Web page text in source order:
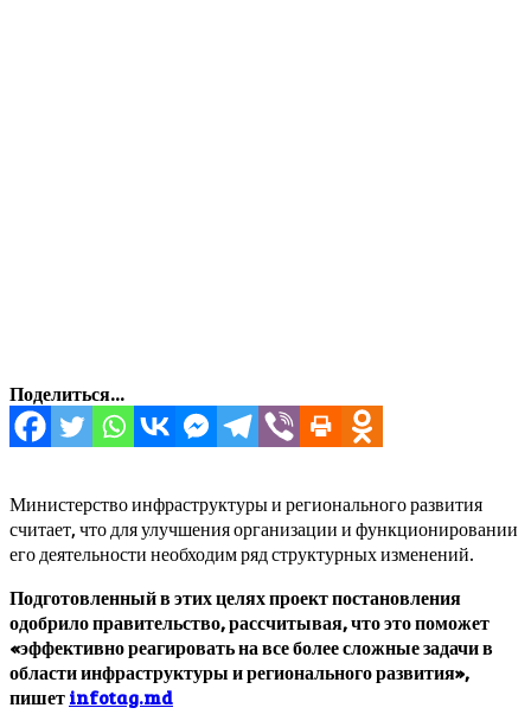
Поделиться...
Министерство инфраструктуры и регионального развития
считает, что для улучшения организации и функционировании
его деятельности необходим ряд структурных изменений.
Подготовленный в этих целях проект постановления
одобрило правительство, рассчитывая, что это поможет
«эффективно реагировать на все более сложные задачи в
области инфраструктуры и регионального развития»,
пишетinfotag.md